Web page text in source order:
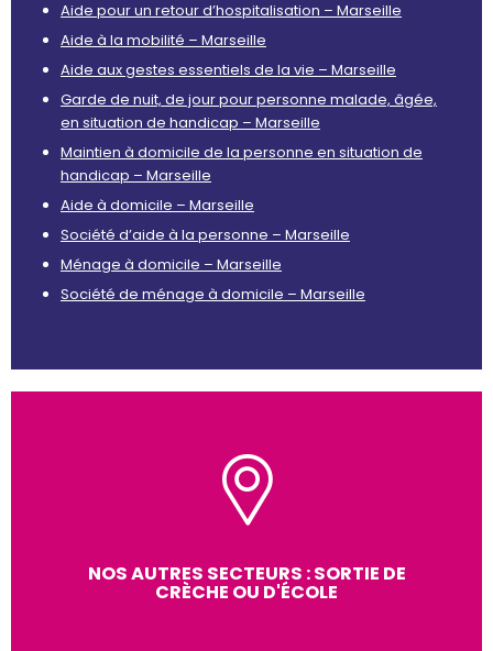
Aide pour un retour d’hospitalisation – Marseille
Aide à la mobilité – Marseille
Aide aux gestes essentiels de la vie – Marseille
Garde de nuit, de jour pour personne malade, âgée,
en situation de handicap – Marseille
Maintien à domicile de la personne en situation de
handicap – Marseille
Aide à domicile – Marseille
Société d’aide à la personne – Marseille
Ménage à domicile – Marseille
Société de ménage à domicile – Marseille
NOS AUTRES SECTEURS : SORTIE DE
CRÈCHE OU D'ÉCOLE